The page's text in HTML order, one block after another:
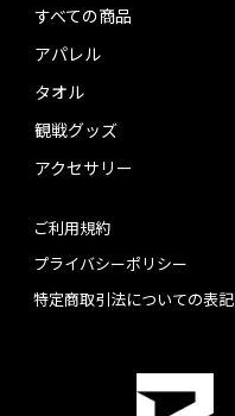
すべての商品
アパレル
タオル
観戦グッズ
アクセサリー
ご利用規約
プライバシーポリシー
特定商取引法についての表記